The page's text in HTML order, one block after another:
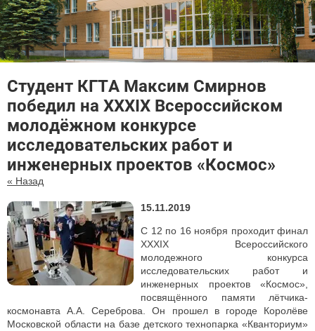
Студент КГТА Максим Смирнов
победил на XXXIX Всероссийском
молодёжном конкурсе
исследовательских работ и
инженерных проектов «Космос»
« Назад
15.11.2019
С 12 по 16 ноября проходит финал
XXXIX Всероссийского
молодежного конкурса
исследовательских работ и
инженерных проектов «Космос»,
посвящённого памяти лётчика-
космонавта А.А. Сереброва. Он прошел в городе Королёве
Московской области на базе детского технопарка «Кванториум»